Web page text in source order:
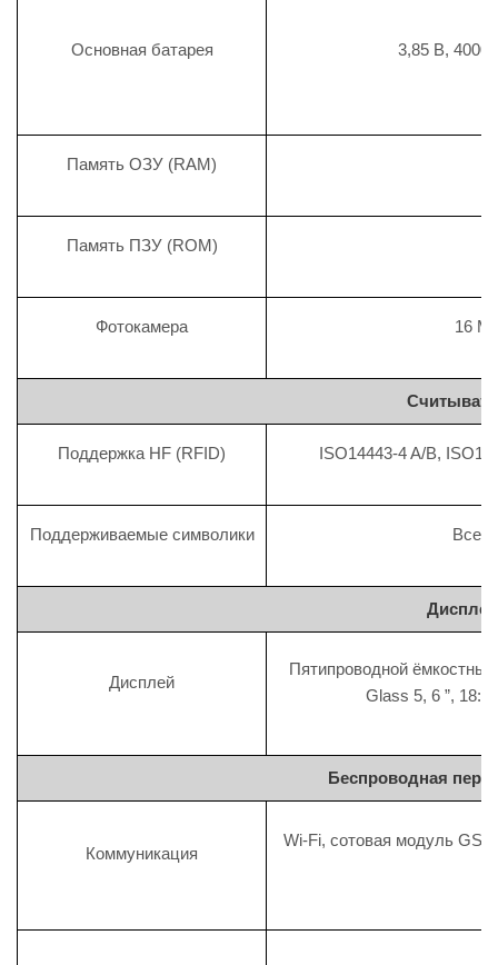
Основная батарея 3,85 В, 4000
Память ОЗУ (RAM)
Память ПЗУ (ROM)
Фотокамера 16
Поддержка HF (RFID) ISO14443-4 A/B,
Поддерживаемые символики Все
Дисплей
Дисплей
Пятипроводной
Glass 5, 6 ”,
Беспроводная
Коммуникация
Wi-Fi, сотовая модуль